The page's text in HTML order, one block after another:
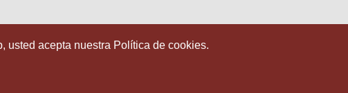
usted acepta nuestra Política de cookies.